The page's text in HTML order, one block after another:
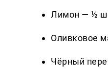
Лимон — ½
Оливковое
Чёрный